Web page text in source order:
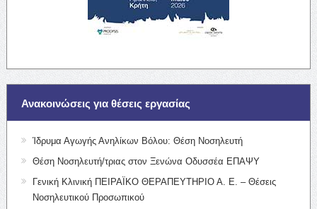
Ανακοινώσεις για θέσεις εργασίας
Ίδρυμα Αγωγής Ανηλίκων Βόλου: Θέση Νοσηλευτή
Θέση Νοσηλευτή/τριας στον Ξενώνα Οδυσσέα ΕΠΑΨΥ
Γενική Κλινική ΠΕΙΡΑΪΚΟ ΘΕΡΑΠΕΥΤΗΡΙΟ Α. Ε. – Θέσεις
Νοσηλευτικού Προσωπικού